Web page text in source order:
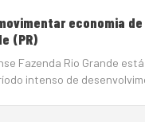
economia de
(PR)
Fazenda Rio Grande está
intenso de